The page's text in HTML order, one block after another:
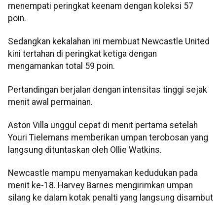
menempati peringkat keenam dengan koleksi 57
poin.
Sedangkan kekalahan ini membuat Newcastle United
kini tertahan di peringkat ketiga dengan
mengamankan total 59 poin.
Pertandingan berjalan dengan intensitas tinggi sejak
menit awal permainan.
Aston Villa unggul cepat di menit pertama setelah
Youri Tielemans memberikan umpan terobosan yang
langsung dituntaskan oleh Ollie Watkins.
Newcastle mampu menyamakan kedudukan pada
menit ke-18. Harvey Barnes mengirimkan umpan
silang ke dalam kotak penalti yang langsung disambut